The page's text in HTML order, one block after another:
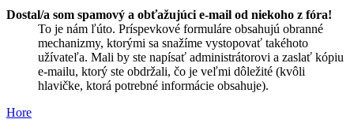
Dostal/a som spamový a obťažujúci e-mail od niekoho z fóra!
To je nám ľúto. Príspevkové formuláre obsahujú obranné
mechanizmy, ktorými sa snažíme vystopovať takéhoto
užívateľa. Mali by ste napísať administrátorovi a zaslať kópiu
e-mailu, ktorý ste obdržali, čo je veľmi dôležité (kvôli
hlavičke, ktorá potrebné informácie obsahuje).
Hore